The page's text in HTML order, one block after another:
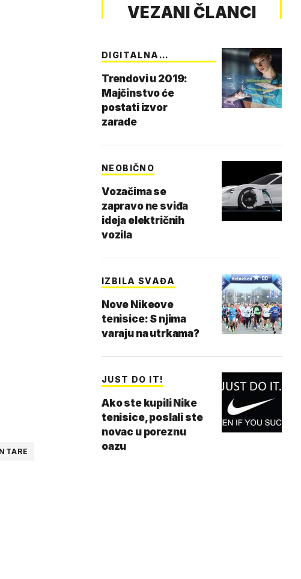
VEZANI ČLANCI
DIGITALNA
Trendovi u 2019:
Majčinstvo će
postati izvor
zarade
NEOBIČNO
Vozačima se
zapravo ne sviđa
ideja električnih
vozila
IZBILA SVAĐA
Nove Nikeove
tenisice: S njima
varaju na utrkama?
JUST DO IT!
Ako ste kupili Nike
tenisice, poslali ste
novac u poreznu
oazu